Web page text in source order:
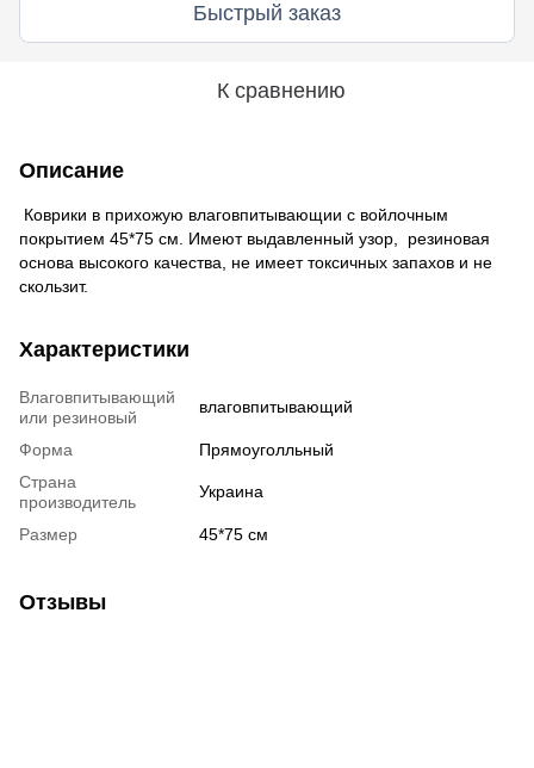
Быстрый заказ
К сравнению
Описание
Коврики в прихожую влаговпитывающии с войлочным
покрытием 45*75 см. Имеют выдавленный узор, резиновая
основа высокого качества, не имеет токсичных запахов и не
скользит.
Характеристики
Влаговпитывающий
или резиновый
влаговпитывающий
Форма
Прямоуголльный
Страна
производитель
Украина
Размер 45*75 см
Отзывы